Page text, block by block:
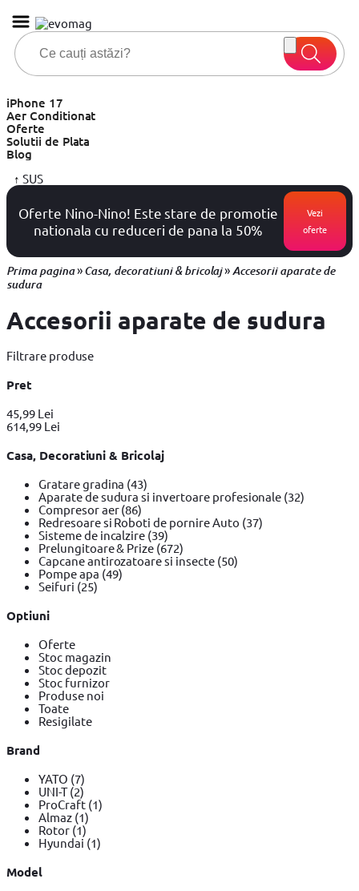
iPhone 17
Aer Conditionat
Oferte
Solutii de Plata
Blog
↑ SUS
Oferte Nino-Nino! Este stare de promotie
nationala cu reduceri de pana la 50%
Vezi
oferte
Prima pagina»Casa, decoratiuni & bricolaj»Accesorii aparate de
sudura
Accesorii aparate de sudura
Filtrare produse
Pret
45,99 Lei
614,99 Lei
Casa, Decoratiuni & Bricolaj
Gratare gradina (43)
Aparate de sudura si invertoare profesionale (32)
Compresor aer(86)
Redresoare si Roboti de pornire Auto (37)
Sisteme de incalzire (39)
Prelungitoare & Prize (672)
Capcane antirozatoare si insecte (50)
Pompe apa (49)
Seifuri (25)
Optiuni
Oferte
Stoc magazin
Stoc depozit
Stoc furnizor
Produse noi
Toate
Resigilate
Brand
YATO (7)
UNI-T(2)
ProCraft (1)
Almaz (1)
Rotor (1)
Hyundai (1)
Model